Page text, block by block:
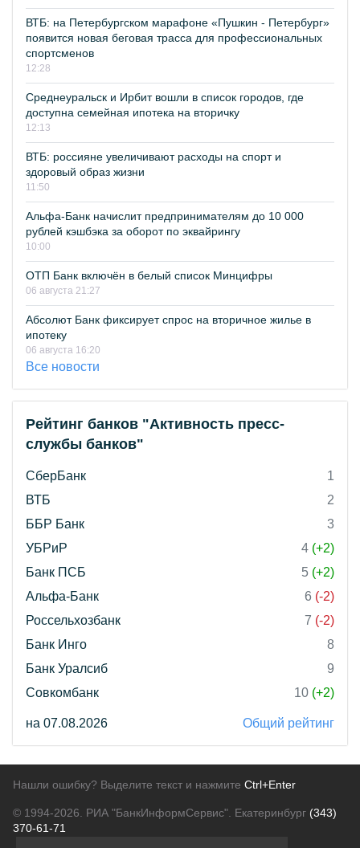
ВТБ: на Петербургском марафоне «Пушкин - Петербург»
появится новая беговая трасса для профессиональных
спортсменов
12:28
Среднеуральск и Ирбит вошли в список городов, где
доступна семейная ипотека на вторичку
12:13
ВТБ: россияне увеличивают расходы на спорт и
здоровый образ жизни
11:50
Альфа-Банк начислит предпринимателям до 10 000
рублей кэшбэка за оборот по эквайрингу
10:00
ОТП Банк включён в белый список Минцифры
06 августа 21:27
Абсолют Банк фиксирует спрос на вторичное жилье в
ипотеку
06 августа 16:20
Все новости
Рейтинг банков "Активность пресс-
службы банков"
СберБанк
1
ВТБ
2
ББР Банк
3
УБРиР
4 (+2)
Банк ПСБ
5 (+2)
Альфа-Банк
6 (-2)
Россельхозбанк
7 (-2)
Банк Инго
8
Банк Уралсиб
9
Совкомбанк
10 (+2)
на 07.08.2026 Общий рейтинг
Нашли ошибку? Выделите текст и нажмите Ctrl+Enter
© 1994-2026. РИА "БанкИнформСервис". Екатеринбург (343)
370-61-71